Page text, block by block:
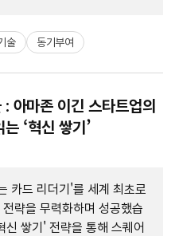
술 동기부여
아마존 이긴 스타트업의
‘혁신 쌓기’
카드 리더기'를 세계 최초로
략을 무력화하며 성공했습
신 쌓기' 전략을 통해 스퀘어